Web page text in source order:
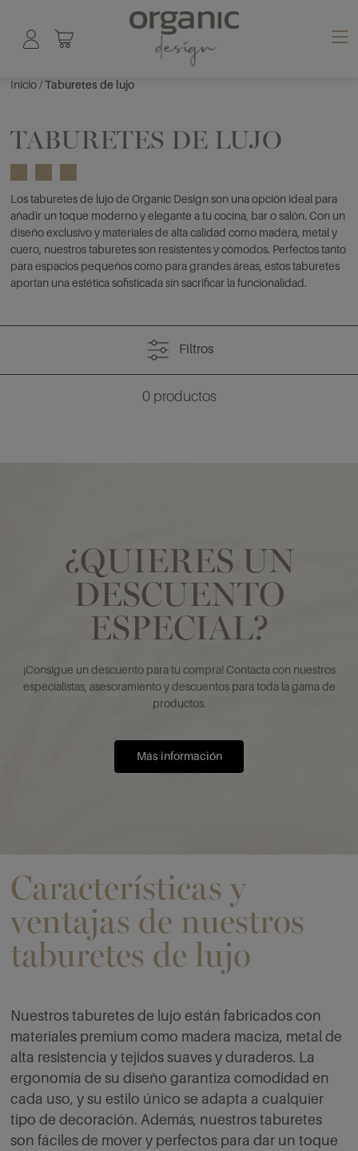
Inicio/Taburetes de lujo
TABURETES DE LUJO
Los taburetes de lujo de Organic Design son una opción ideal para
añadir un toque moderno y elegante a tu cocina, bar o salón. Con un
diseño exclusivo y materiales de alta calidad como madera, metal y
cuero, nuestros taburetes son resistentes y cómodos. Perfectos tanto
para espacios pequeños como para grandes áreas, estos taburetes
aportan una estética sofisticada sin sacrificar la funcionalidad.
Filtros
0productos
¿QUIERES UN
DESCUENTO
ESPECIAL?
¡Consigue un descuento para tu compra! Contacta con nuestros
especialistas, asesoramiento y descuentos para toda la gama de
productos.
Más información
Características y
ventajas de nuestros
taburetes de lujo
Nuestros taburetes de lujo están fabricados con
materiales premium como madera maciza, metal de
alta resistencia y tejidos suaves y duraderos. La
ergonomía de su diseño garantiza comodidad en
cada uso, y su estilo único se adapta a cualquier
tipo de decoración. Además, nuestros taburetes
son fáciles de mover y perfectos para dar un toque